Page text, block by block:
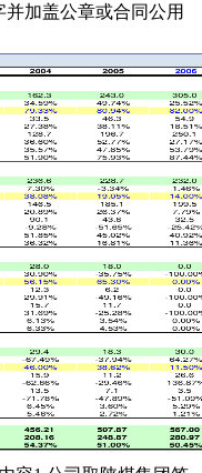
加盖公章或合同公用